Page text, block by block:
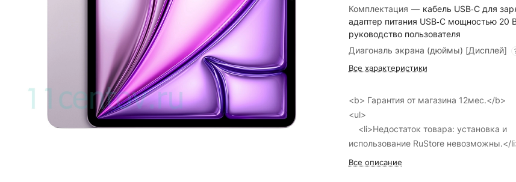
Комплектация — кабель USB‑C для
адаптер питания USB‑C мощностью 20
руководство пользователя
Диагональ экрана (дюймы) [Дисплей]
Все характеристики
<b> Гарантия от магазина 12мес.</b>
<ul>
<li>Недостаток товара: установка и
использование RuStore невозможны.</
</ul>
Все описание